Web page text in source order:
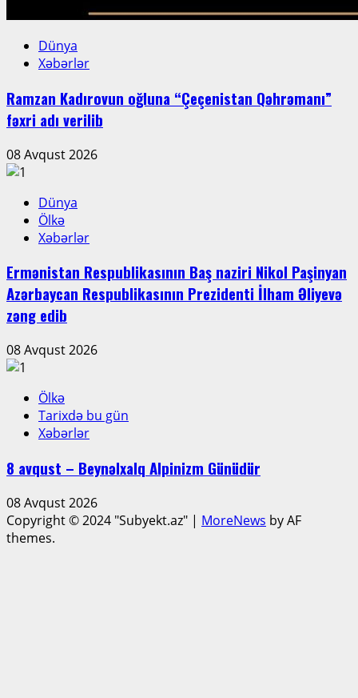
Dünya
Xəbərlər
Ramzan Kadırovun oğluna “Çeçenistan Qəhrəmanı”
fəxri adı verilib
08 Avqust 2026
Dünya
Ölkə
Xəbərlər
Ermənistan Respublikasının Baş naziri Nikol Paşinyan
Azərbaycan Respublikasının Prezidenti İlham Əliyevə
zəng edib
08 Avqust 2026
Ölkə
Tarixdə bu gün
Xəbərlər
8 avqust – Beynəlxalq Alpinizm Günüdür
08 Avqust 2026
Copyright © 2024 "Subyekt.az" | MoreNews by AF
themes.